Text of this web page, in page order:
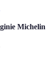
Michelin